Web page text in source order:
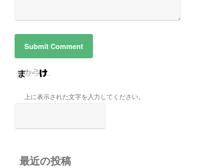
上に表示された文字を入力してください。
最近の投稿